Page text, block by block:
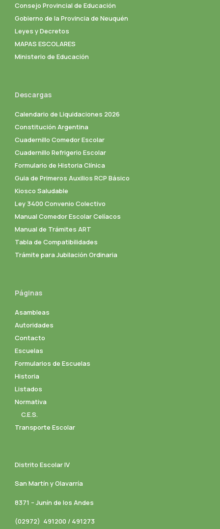
Consejo Provincial de Educación
Gobierno de la Provincia de Neuquén
Leyes y Decretos
MAPAS ESCOLARES
Ministerio de Educación
Descargas
Calendario de Liquidaciones 2026
Constitución Argentina
Cuadernillo Comedor Escolar
Cuadernillo Refrigerio Escolar
Formulario de Historia Clínica
Guia de Primeros Auxilios RCP Básico
Kiosco Saludable
Ley 3400 Convenio Colectivo
Manual Comedor Escolar Celíacos
Manual de Trámites ART
Tabla de Compatibilidades
Trámite para Jubilación Ordinaria
Páginas
Asambleas
Autoridades
Contacto
Escuelas
Formularios de Escuelas
Historia
Listados
Normativa
C.E.S.
Transporte Escolar
Distrito Escolar IV
San Martín y Olavarría
8371 – Junín de los Andes
(02972) 491200 / 491273